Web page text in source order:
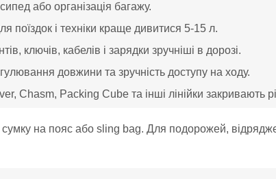
або організація багажу.
поїздок і техніки краще дивитися 5-15 л.
ключів, кабелів і зарядки зручніші в дорозі.
довжини та зручність доступу на ходу.
Chasm, Packing Cube та інші лінійки закривають
на пояс або sling bag. Для подорожей,